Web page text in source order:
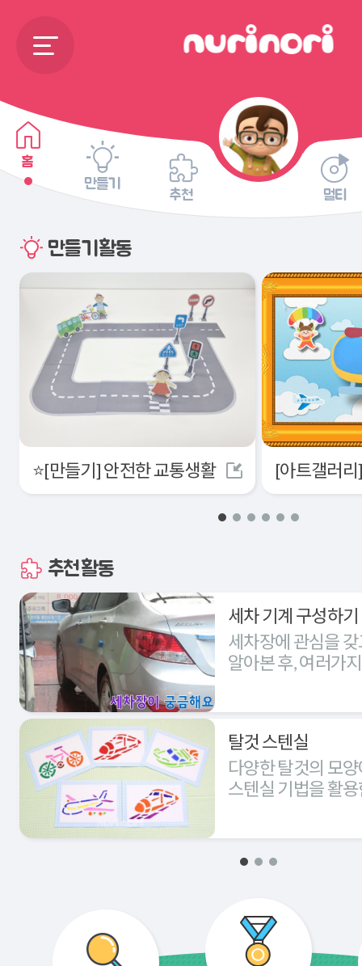
홈
만들기
추천 멀티
만들기활동
⭐[만들기] 안전한 교통생활
추천활동
세차 기계 구성하기
세차장에 관심을
알아본 후, 여러가
탈것 스텐실
다양한 탈것의 모
스텐실 기법을 활